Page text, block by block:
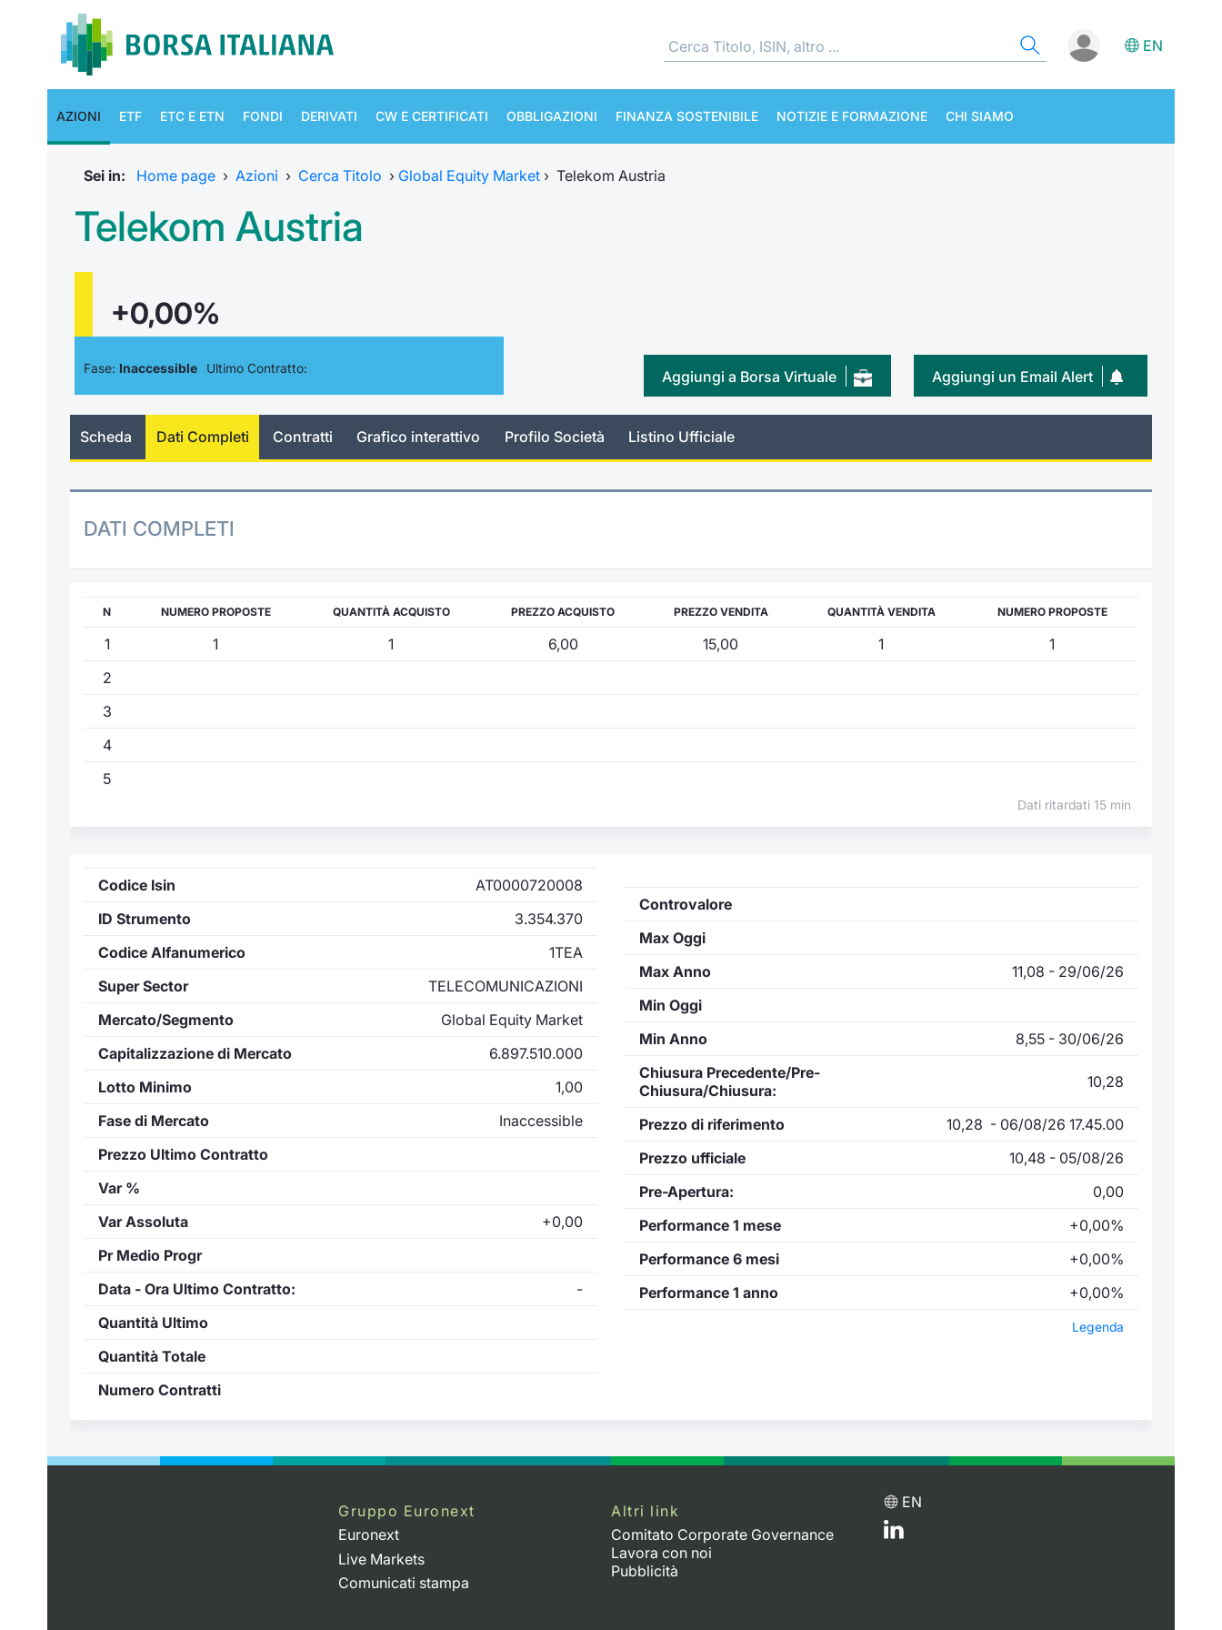
EN
AZIONI ETF ETC E ETN FONDI DERIVATI CW E CERTIFICATI OBBLIGAZIONI FINANZA SOSTENIBILE NOTIZIE E FORMAZIONE CHI SIAMO
Sei in: Home page › Azioni › Cerca Titolo › Global Equity Market › Telekom Austria
Telekom Austria
+0,00%
Fase: Inaccessible Ultimo Contratto: Aggiungi un Email Alert
Aggiungi a Borsa Virtuale
Scheda Dati Completi Contratti Grafico interattivo Profilo Società Listino Ufficiale
DATI COMPLETI
N NUMERO PROPOSTE QUANTITÀ ACQUISTO PREZZO ACQUISTO PREZZO VENDITA QUANTITÀ VENDITA NUMERO PROPOSTE
1 1 1 6,00 15,00 1
1
2
3
4
5
Dati ritardati 15 min
Codice Isin
AT0000720008
ID Strumento
3.354.370
Codice Alfanumerico
1TEA
Super Sector
TELECOMUNICAZIONI
Mercato/Segmento
Global Equity Market
Capitalizzazione di Mercato
6.897.510.000
Lotto Minimo
1,00
Fase di Mercato
Inaccessible
Prezzo Ultimo Contratto
Var %
Var Assoluta
+0,00
Pr Medio Progr
Data - Ora Ultimo Contratto:
-
Quantità Ultimo
Quantità Totale
Numero Contratti
Controvalore
Max Oggi
Max Anno
11,08 - 29/06/26
Min Oggi
Min Anno
8,55 - 30/06/26
Chiusura Precedente/Pre-
Chiusura/Chiusura:
10,28
Prezzo di riferimento
10,28 - 06/08/26 17.45.00
Prezzo ufficiale
10,48 - 05/08/26
Pre-Apertura:
0,00
Performance 1 mese
+0,00%
Performance 6 mesi
+0,00%
Performance 1 anno
+0,00%
Legenda
Gruppo Euronext
Euronext
Live Markets
Comunicati stampa
Altri link
Comitato Corporate Governance
Lavora con noi
Pubblicità
EN